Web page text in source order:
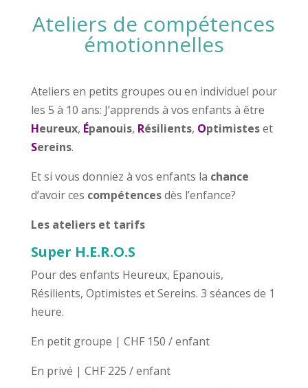
Ateliers de compétences
émotionnelles
Ateliers en petits groupes ou en individuel pour
les 5 à 10 ans: J’apprends à vos enfants à être
Heureux, Épanouis, Résilients, Optimisteset
Sereins.
Et si vous donniez à vos enfants la chance
d’avoir ces compétencesdès l’enfance?
Les ateliers et tarifs
Super H.E.R.O.S
Pour des enfants Heureux, Epanouis,
Résilients, Optimistes et Sereins. 3 séances de 1
heure.
En petit groupe | CHF 150 / enfant
En privé | CHF 225 / enfant